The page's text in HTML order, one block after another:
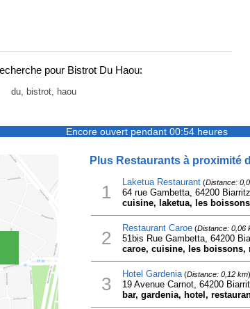
pour Bistrot Du Haou:
du, bistrot, haou
Encore ouvert pendant 00:54 heures
Plus Restaurants à proximité
1 Laketua Restaurant(Distance:
64 rue Gambetta, 64200 Biarritz
cuisine, laketua, les
2 Restaurant Caroe(Distance: 0,06
51bis Rue Gambetta, 64200
caroe, cuisine, les boissons,
3 Hotel Gardenia(Distance: 0,12 km)
19 Avenue Carnot, 64200
bar, gardenia, hotel,